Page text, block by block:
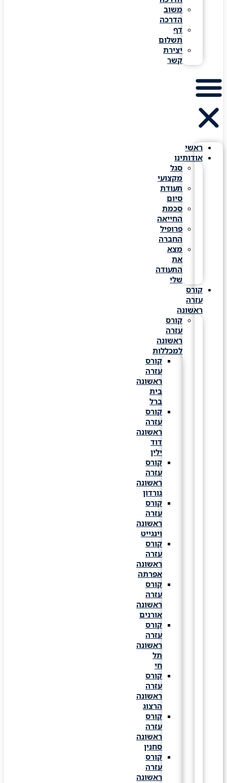
משוב
הדרכה
דף
תשלום
יצירת
ראשי
אודותינו
סגל
מקצועי
תעודת
סכמת
החייאה
פרופיל
החברה
מצא
התעודה
קורס
עזרה
ראשונה
קורס
עזרה
ראשונה
למכללות
קורס
עזרה
ראשונה
קורס
עזרה
ראשונה
קורס
עזרה
ראשונה
גורדון
קורס
עזרה
ראשונה
וינגייט
קורס
עזרה
ראשונה
אפרתה
קורס
עזרה
ראשונה
אורנים
קורס
עזרה
ראשונה
קורס
עזרה
ראשונה
הרצוג
קורס
עזרה
ראשונה
סחנין
קורס
עזרה
ראשונה